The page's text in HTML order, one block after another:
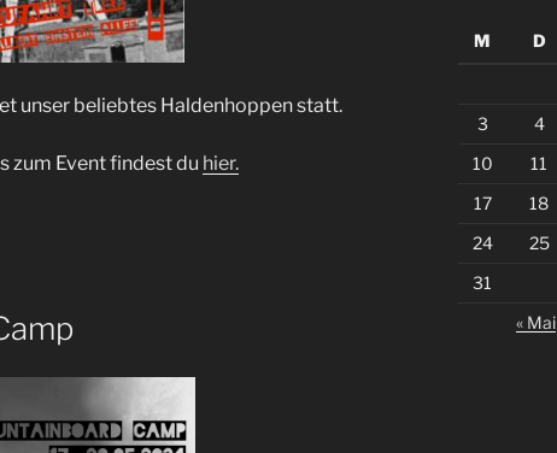
unser beliebtes Haldenhoppen statt.
zum Event findest du hier.
M
D
3
4
10
11
17
18
24
25
31
« Mai